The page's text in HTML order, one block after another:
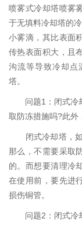
喷雾式冷却塔喷雾
于无填料冷却塔的
小雾滴，其比表面
传热表面积大，且
沟流等导致冷却点
塔。
问题1：闭式冷却
取防冻措施吗?此外
闭式冷却塔，如
那么，不需要采取
的。而想要清理冷
在使用前，要先进
损伤铜管。
问题2：闭式冷却